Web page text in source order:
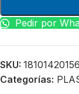
Pedir por
SKU: 18101420156
Categorías: